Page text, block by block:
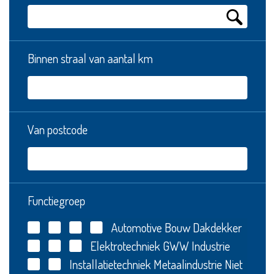
Binnen straal van aantal km
Van postcode
Functiegroep
Automotive BouwDakdekker
Elektrotechniek GWWIndustrie
Installatietechniek Metaalindustrie Niet